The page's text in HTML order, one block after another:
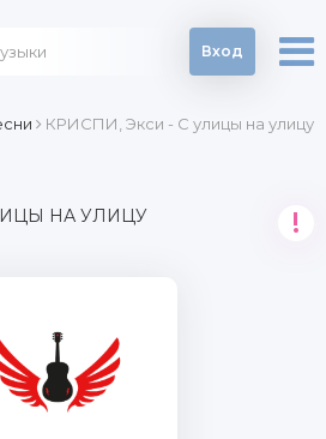
Вход
КРИСПИ, Экси - С улицы на улицу
НА УЛИЦУ !